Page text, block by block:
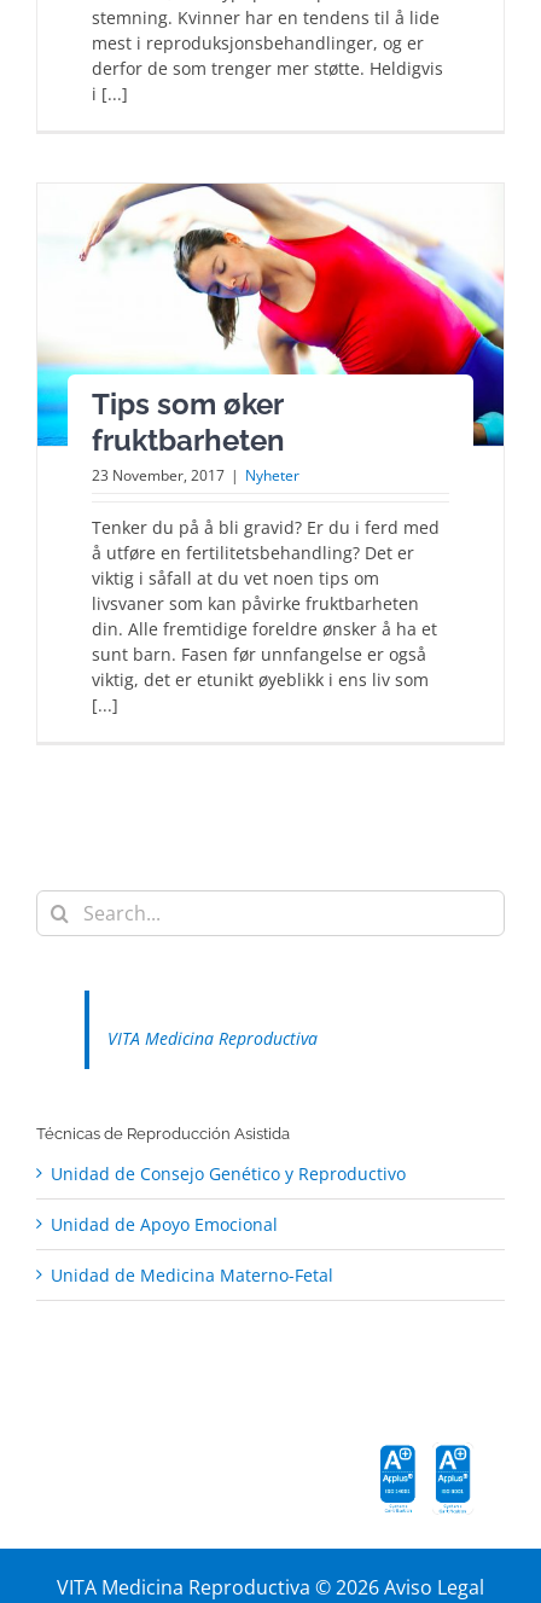
stemning. Kvinner har en tendens til å lide
mest i reproduksjonsbehandlinger, og er
derfor de som trenger mer støtte. Heldigvis
i [...]
Tips som øker
fruktbarheten
23 November, 2017 | Nyheter
Tenker du på å bli gravid? Er du i ferd med
å utføre en fertilitetsbehandling? Det er
viktig i såfall at du vet noen tips om
livsvaner som kan påvirke fruktbarheten
din. Alle fremtidige foreldre ønsker å ha et
sunt barn. Fasen før unnfangelse er også
viktig, det er etunikt øyeblikk i ens liv som
[...]
Search
for:
VITA Medicina Reproductiva
Técnicas de Reproducción Asistida
Unidad de Consejo Genético y Reproductivo
Unidad de Apoyo Emocional
Unidad de Medicina Materno-Fetal
VITA Medicina Reproductiva ©2026Aviso Legal